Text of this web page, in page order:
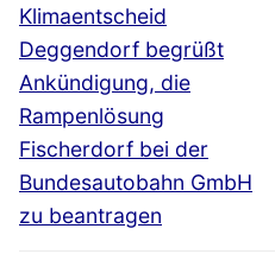
Vorheriger
Beitrag:
Klimaentscheid
Deggendorf begrüßt
Ankündigung, die
Rampenlösung
Fischerdorf bei der
Bundesautobahn GmbH
zu beantragen